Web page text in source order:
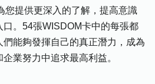
您提供更深入的了解，提高意識
。54張WISDOM卡中的每張都
能夠發揮自己的真正潛力，成為
業努力中追求最高利益。